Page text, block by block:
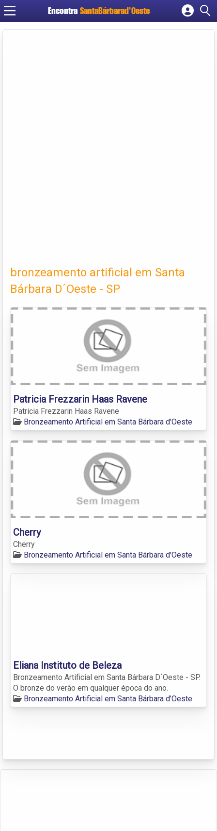
Encontra SantaBárbarad'Oeste
Cadastrar empresa
bronzeamento artificial em Santa
Bárbara D´Oeste - SP
Patricia Frezzarin Haas Ravene
Patricia Frezzarin Haas Ravene
Bronzeamento Artificial em Santa Bárbara d'Oeste
Cherry
Cherry
Bronzeamento Artificial em Santa Bárbara d'Oeste
Eliana Instituto de Beleza
Bronzeamento Artificial em Santa Bárbara D´Oeste - SP.
O bronze do verão em qualquer época do ano.
Bronzeamento Artificial em Santa Bárbara d'Oeste